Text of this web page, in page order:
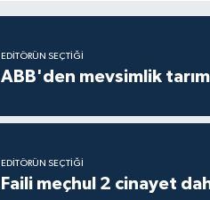
EDITÖRÜN SEÇTIĞI
ABB'den mevsimlik
EDITÖRÜN SEÇTIĞI
Faili meçhul 2 cinayet